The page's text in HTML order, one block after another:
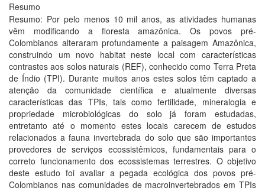
Resumo
Resumo: Por pelo menos 10 mil anos, as atividades humanas
vêm modificando a floresta amazônica. Os povos pré-
Colombianos alteraram profundamente a paisagem Amazônica,
construindo um novo habitat neste local com características
contrastes aos solos naturais (REF), conhecido como Terra Preta
de Índio (TPI). Durante muitos anos estes solos têm captado a
atenção da comunidade científica e atualmente diversas
características das TPIs, tais como fertilidade, mineralogia e
propriedade microbiológicas do solo já foram estudadas,
entretanto até o momento estes locais carecem de estudos
relacionados a fauna invertebrada do solo que são importantes
provedores de serviços ecossistêmicos, fundamentais para o
correto funcionamento dos ecossistemas terrestres. O objetivo
deste estudo foi avaliar a pegada ecológica dos povos pré-
Colombianos nas comunidades de macroinvertebrados em TPIs